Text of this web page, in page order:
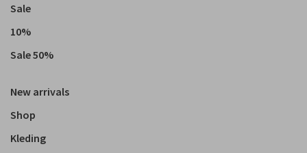
Sale
10%
Sale 50%
New arrivals
Shop
Kleding